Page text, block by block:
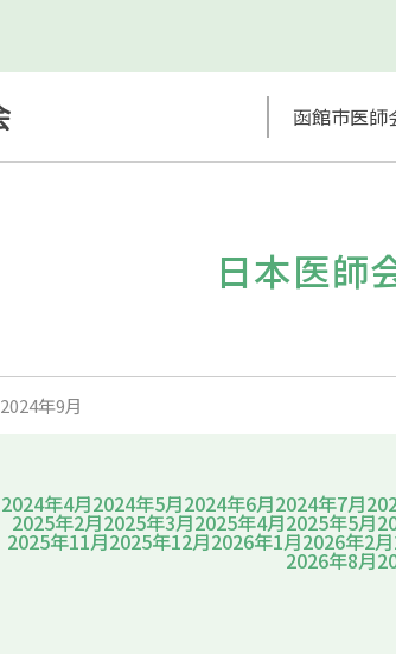
函館市医師
日本医師
2024年9月
2024年4月2024年5月2024年6月2024年7月
2025年2月2025年3月2025年4月2025年5月
2025年11月2025年12月2026年1月2026年2月
2026年8月